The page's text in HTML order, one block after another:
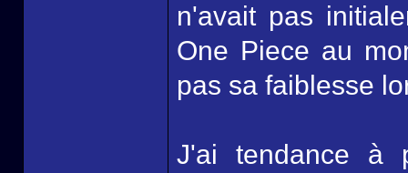
n'avait pas
One Piece au
pas sa faiblesse
J'ai tendance à